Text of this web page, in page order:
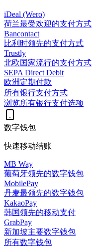
iDeal (Wero)
荷兰最受欢迎的支付方式
Bancontact
比利时领先的支付方式
Trustly
北欧国家流行的支付方式
SEPA Direct Debit
欧洲定期付款
所有银行支付方式
浏览所有银行支付选项
数字钱包
快速移动结账
MB Way
葡萄牙领先的数字钱包
MobilePay
丹麦最领先的数字钱包
KakaoPay
韩国领先的移动支付
GrabPay
新加坡主要数字钱包
所有数字钱包